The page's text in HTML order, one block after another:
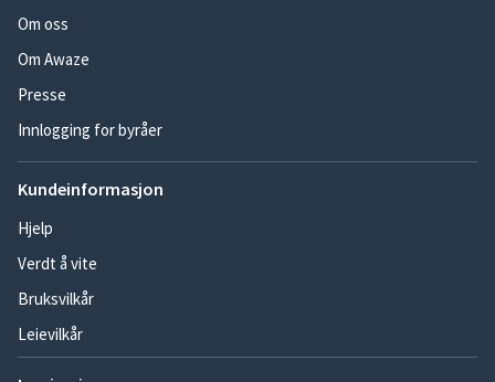
Om oss
Om Awaze
Presse
Innlogging for byråer
Kundeinformasjon
Hjelp
Verdt å vite
Bruksvilkår
Leievilkår